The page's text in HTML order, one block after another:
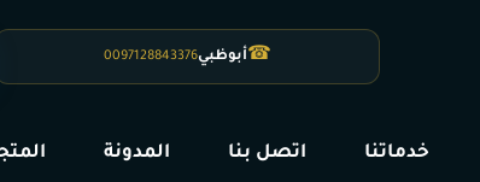
☎أبوظبي0097128843376
خدماتنا اتصل بنا المدونة